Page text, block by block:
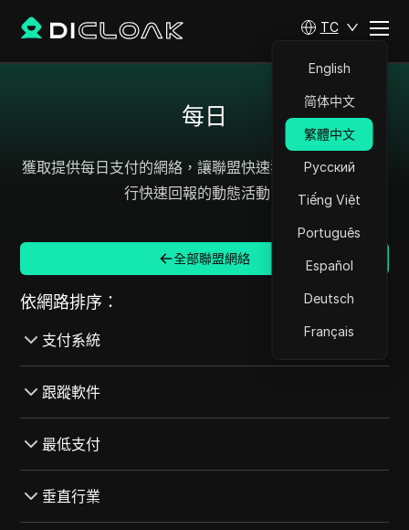
TC
English
简体中文
繁體中文
Русский
Tiếng Việt
Português
Español
Deutsch
Français
每日
獲取提供每日支付的網絡，讓聯盟快速獲取收益，適合運
行快速回報的動態活動。
全部聯盟網絡
依網路排序：
支付系統
全部 支付系統
銀行轉帳
Revolut
跟蹤軟件
全部 跟蹤軟件
Affise
OffersLook
最低支付
全部 最低支付
$1000-$2000
垂直行業